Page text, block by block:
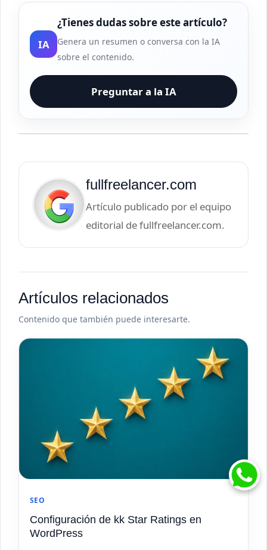
IA
¿Tienes dudas sobre este artículo?
Genera un resumen o conversa con la IA
sobre el contenido.
Preguntar a la IA
fullfreelancer.com
Artículo publicado por el equipo
editorial de fullfreelancer.com.
Artículos relacionados
Contenido que también puede interesarte.
SEO
Configuración de kk Star Ratings en
WordPress